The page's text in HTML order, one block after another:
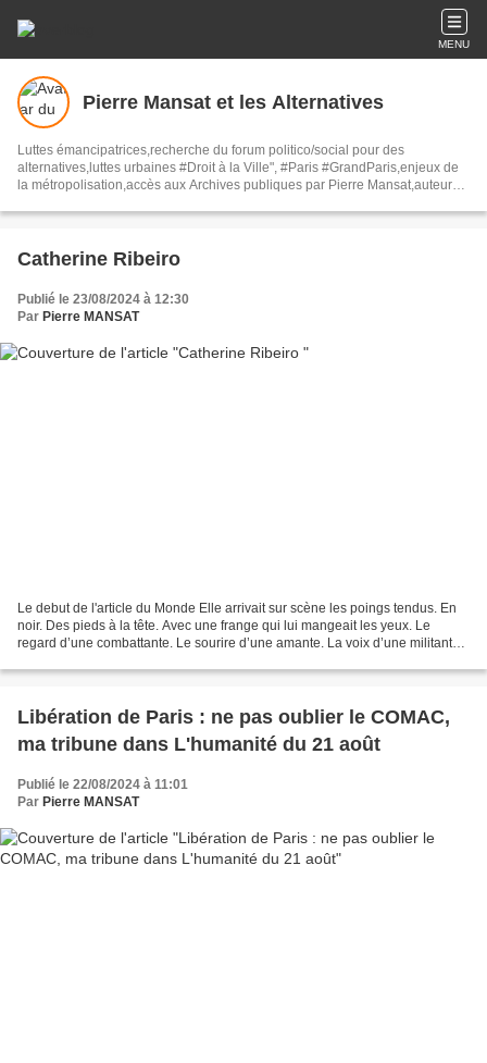
MENU
Pierre Mansat et les Alternatives
Luttes émancipatrices,recherche du forum politico/social pour des
alternatives,luttes urbaines #Droit à la Ville", #Paris #GrandParis,enjeux de
la métropolisation,accès aux Archives publiques par Pierre Mansat,auteur‼️
#Audin>bénevole Secours Populaire>Comité Laghouat-France>#Mumia
Catherine Ribeiro
Publié le 23/08/2024 à 12:30
Par Pierre MANSAT
Le debut de l'article du Monde Elle arrivait sur scène les poings tendus. En
noir. Des pieds à la tête. Avec une frange qui lui mangeait les yeux. Le
regard d’une combattante. Le sourire d’une amante. La voix d’une militante.
Libération de Paris : ne pas oublier le COMAC,
ma tribune dans L'humanité du 21 août
Publié le 22/08/2024 à 11:01
Par Pierre MANSAT